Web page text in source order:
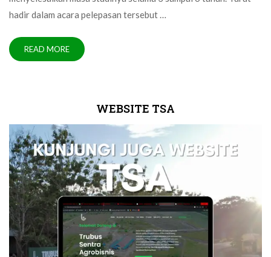
hadir dalam acara pelepasan tersebut …
READ MORE
WEBSITE TSA